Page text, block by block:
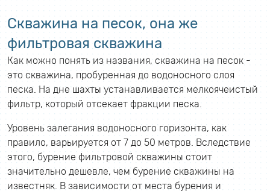
Скважина на песок, она же
фильтровая скважина
Как можно понять из названия, скважина на песок -
это скважина, пробуренная до водоносного слоя
песка. На дне шахты устанавливается мелкоячеистый
фильтр, который отсекает фракции песка.
Уровень залегания водоносного горизонта, как
правило, варьируется от 7 до 50 метров. Вследствие
этого, бурение фильтровой скважины стоит
значительно дешевле, чем бурение скважины на
известняк. В зависимости от места бурения и